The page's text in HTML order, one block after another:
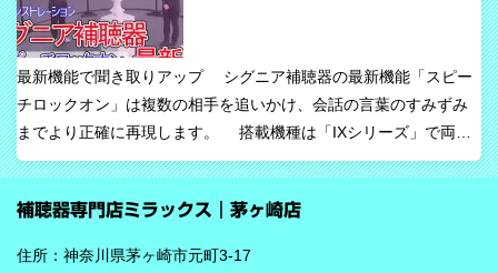
な考え方です。 ビビアの中核は【IA】という考え方 ビビアで
は、リサウンドがIntelligence Augmented（インテリジェンス・オ
ーグメンテッド）と呼ぶ考え方を採用しています。 これは、AIが
すべてを一方的に処理するのではなく、人の脳が本来持っている
音を選び取る力を支えるという発想で、脳の自然な処理を助ける
ためのAIとしています。 騒がしい場所では、相手の声だけでな
音が同時に耳に入ってきます。 ビビアは、そうした場面で必要な
ことばと不要な雑音のコントラストをつくる方向で働くことが特
最新機能で聞き取りアップ シグニア補聴器の最新機能「スピー
チロックオン」は複数の相手を追いかけ、会話の言葉のすみずみ
までより正確に再現します。 搭載機種は「IXシリーズ」で両耳
装用時に働きます。片耳装用の場合は、ワードロックオン機能で
し、7クラスならデータを192,000個収集するから、騒音下での言
補聴器専門店ミラックス｜茅ヶ崎店
住所：神奈川県茅ヶ崎市元町3-17